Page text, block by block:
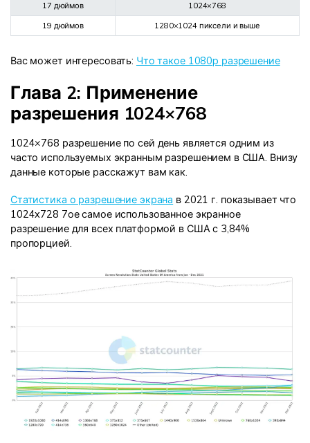
17 дюймов 1024×768
19 дюймов 1280×1024 пиксели и выше
Вас может интересовать: Что такое 1080p разрешение
Глава 2: Применение
разрешения 1024×768
1024×768 разрешение по сей день является одним из
часто используемых экранным разрешением в США. Внизу
данные которые расскажут вам как.
Статистика о разрешение экрана в 2021 г. показывает что
1024x728 7ое самое использованное экранное
разрешение для всех платформой в США с 3,84%
пропорцией.